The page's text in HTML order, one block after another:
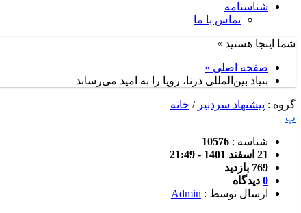
شناسنامه
تماس با ما
شما اینجا هستید »
صفحه اصلی »
بنیاد بین‌المللی درنا، رویا را به امید می‌رساند
گروه : پیشنهاد سردبیر / خانه
پ
شناسه : 10576
21 اسفند 1401 - 21:49
769 بازدید
0 دیدگاه
ارسال توسط : Admin